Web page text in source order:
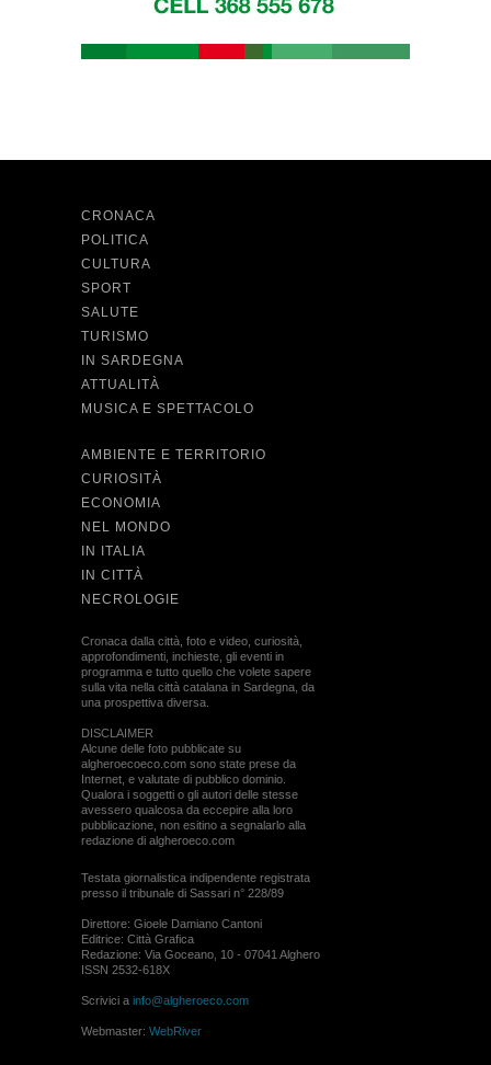
CRONACA
POLITICA
CULTURA
SPORT
SALUTE
TURISMO
IN SARDEGNA
ATTUALITÀ
MUSICA E SPETTACOLO
AMBIENTE E TERRITORIO
CURIOSITÀ
ECONOMIA
NEL MONDO
IN ITALIA
IN CITTÀ
NECROLOGIE
Cronaca dalla città, foto e video, curiosità,
approfondimenti, inchieste, gli eventi in
programma e tutto quello che volete sapere
sulla vita nella città catalana in Sardegna, da
una prospettiva diversa.
DISCLAIMER
Alcune delle foto pubblicate su
algheroecoeco.com sono state prese da
Internet, e valutate di pubblico dominio.
Qualora i soggetti o gli autori delle stesse
avessero qualcosa da eccepire alla loro
pubblicazione, non esitino a segnalarlo alla
redazione di algheroeco.com
Testata giornalistica indipendente registrata
presso il tribunale di Sassari n° 228/89
Direttore: Gioele Damiano Cantoni
Editrice: Città Grafica
Redazione: Via Goceano, 10 - 07041 Alghero
ISSN 2532-618X
Scrivici a info@algheroeco.com
Webmaster: WebRiver